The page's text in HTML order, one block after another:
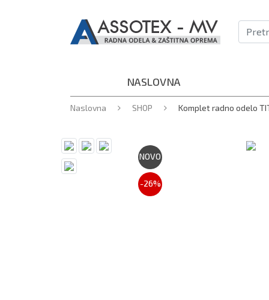
NASLOVNA
Naslovna SHOP Komplet radno odelo
NOVO
-26%